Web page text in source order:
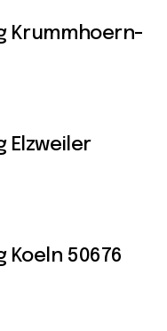
Krummhoern-
Elzweiler
Koeln 50676